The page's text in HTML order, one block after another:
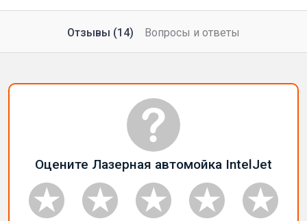
Отзывы (14) Вопросы и ответы
Оцените Лазерная автомойка IntelJet